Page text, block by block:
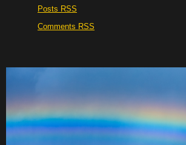
Posts RSS
Comments RSS